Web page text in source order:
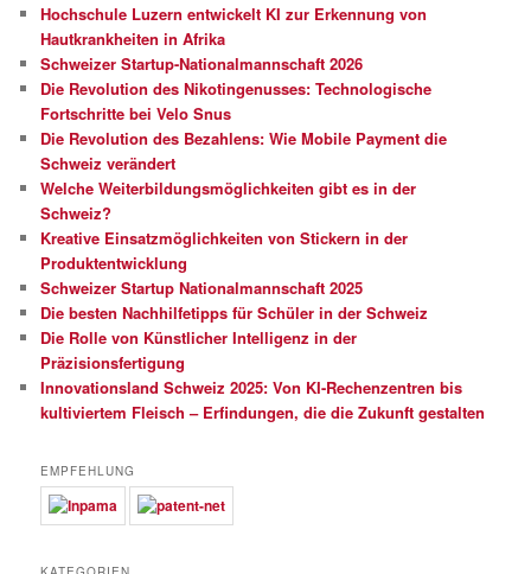
Hochschule Luzern entwickelt KI zur Erkennung von
Hautkrankheiten in Afrika
Schweizer Startup-Nationalmannschaft 2026
Die Revolution des Nikotingenusses: Technologische
Fortschritte bei Velo Snus
Die Revolution des Bezahlens: Wie Mobile Payment die
Schweiz verändert
Welche Weiterbildungsmöglichkeiten gibt es in der
Schweiz?
Kreative Einsatzmöglichkeiten von Stickern in der
Produktentwicklung
Schweizer Startup Nationalmannschaft 2025
Die besten Nachhilfetipps für Schüler in der Schweiz
Die Rolle von Künstlicher Intelligenz in der
Präzisionsfertigung
Innovationsland Schweiz 2025: Von KI-Rechenzentren bis
kultiviertem Fleisch – Erfindungen, die die Zukunft gestalten
EMPFEHLUNG